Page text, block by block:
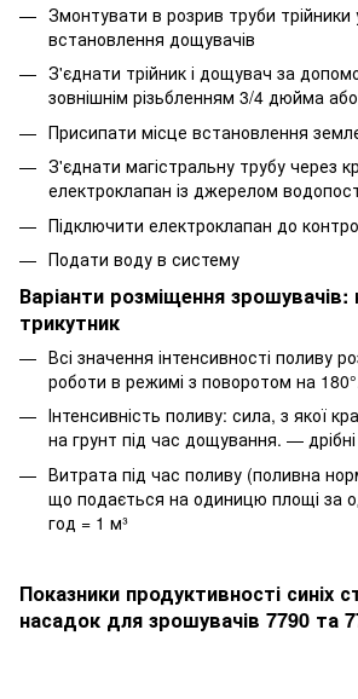
Змонтувати в розрив труби трійники
встановлення дощувачів
З'єднати трійник і дощувач за
зовнішнім різьбленням 3/4 дюйма
Присипати місце встановлення
З'єднати магістральну трубу через
електроклапан із джерелом
Підключити електроклапан до
Подати воду в систему
Варіанти розміщення зрошувачів:
трикутник
Всі значення інтенсивності поливу
роботи в режимі з поворотом на
Інтенсивність поливу: сила, з якої
на грунт під час дощування. — дрібні
Витрата під час поливу (поливна
що подається на одиницю площі за
год = 1 м³
Показники продуктивності синіх
насадок для зрошувачів 7790 та